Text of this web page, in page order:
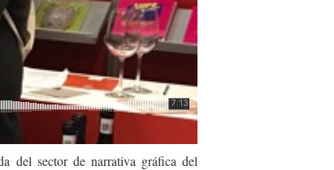
del sector de narrativa gráfica del